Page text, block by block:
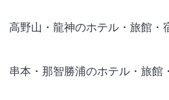
高野山・龍神のホテル・旅館・
串本・那智勝浦のホテル・旅館